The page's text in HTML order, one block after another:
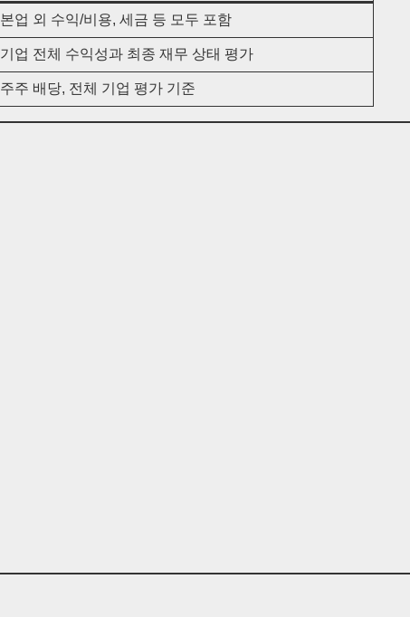
본업 외 수익/비용, 세금 등 모두 포함
기업 전체 수익성과 최종 재무 상태 평가
주주 배당, 전체 기업 평가 기준